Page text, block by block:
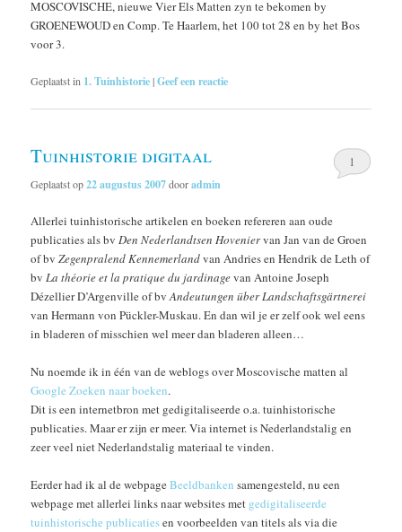
MOSCOVISCHE, nieuwe Vier Els Matten zyn te bekomen by
GROENEWOUD en Comp. Te Haarlem, het 100 tot 28 en by het Bos
voor 3.
Geplaatst in 1. Tuinhistorie|Geef een reactie
Tuinhistorie digitaal
Geplaatst op22 augustus 2007dooradmin
1
Allerlei tuinhistorische artikelen en boeken refereren aan oude
publicaties als bvDen Nederlandtsen Hoveniervan Jan van de Groen
of bvZegenpralend Kennemerlandvan Andries en Hendrik de Leth of
bvLa théorie et la pratique du jardinagevan Antoine Joseph
Dézellier D’Argenville of bvAndeutungen über Landschaftsgärtnerei
van Hermann von Pückler-Muskau. En dan wil je er zelf ook wel eens
in bladeren of misschien wel meer dan bladeren alleen…
Nu noemde ik in één van de weblogs over Moscovische matten al
Google Zoeken naar boeken.
Dit is een internetbron met gedigitaliseerde o.a. tuinhistorische
publicaties. Maar er zijn er meer. Via internet is Nederlandstalig en
zeer veel niet Nederlandstalig materiaal te vinden.
Eerder had ik al de webpageBeeldbanken samengesteld, nu een
webpage met allerlei links naar websites met gedigitaliseerde
tuinhistorische publicatiesen voorbeelden van titels als via die